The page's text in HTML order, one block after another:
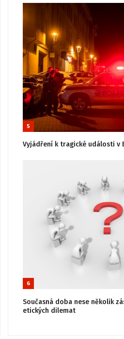
5
Vyjádření k tragické události v
6
Současná doba nese několik
etických dilemat